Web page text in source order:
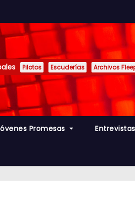
Pilotos Escuderías Archivos
Promesas